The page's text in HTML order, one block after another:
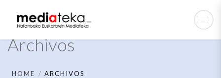
Archivos
HOME ARCHIVOS